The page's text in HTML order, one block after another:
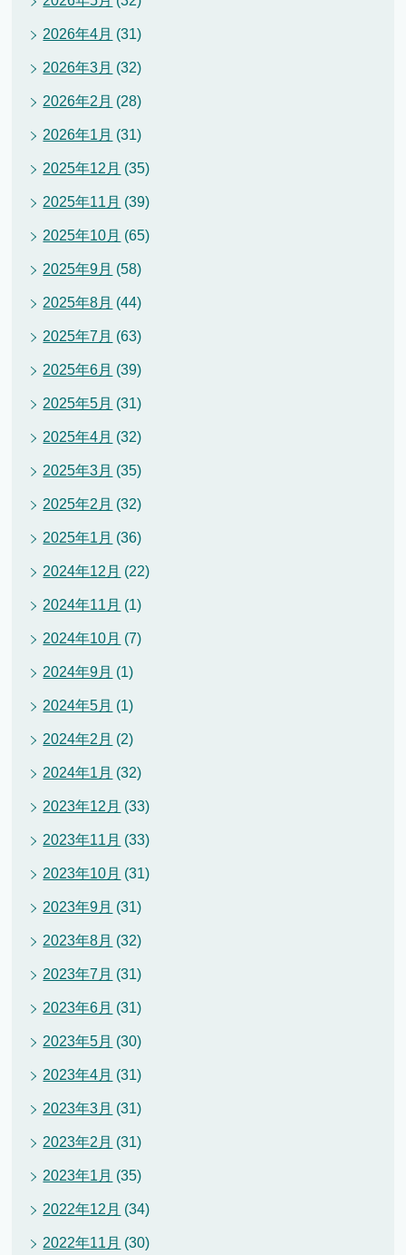
2026年4月 (31)
2026年3月 (32)
2026年2月 (28)
2026年1月 (31)
2025年12月 (35)
2025年11月 (39)
2025年10月 (65)
2025年9月 (58)
2025年8月 (44)
2025年7月 (63)
2025年6月 (39)
2025年5月 (31)
2025年4月 (32)
2025年3月 (35)
2025年2月 (32)
2025年1月 (36)
2024年12月 (22)
2024年11月 (1)
2024年10月 (7)
2024年9月 (1)
2024年5月 (1)
2024年2月 (2)
2024年1月 (32)
2023年12月 (33)
2023年11月 (33)
2023年10月 (31)
2023年9月 (31)
2023年8月 (32)
2023年7月 (31)
2023年6月 (31)
2023年5月 (30)
2023年4月 (31)
2023年3月 (31)
2023年2月 (31)
2023年1月 (35)
2022年12月 (34)
2022年11月 (30)